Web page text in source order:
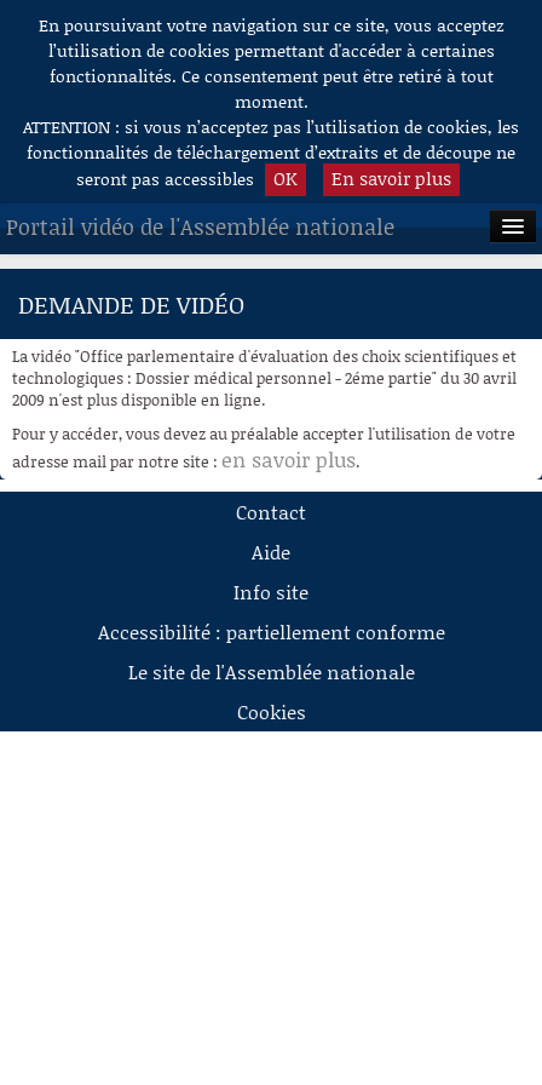
Aller au contenu
En poursuivant votre navigation sur ce site, vous acceptez
l’utilisation de cookies permettant d'accéder à certaines
fonctionnalités. Ce consentement peut être retiré à tout
moment.
ATTENTION : si vous n’acceptez pas l’utilisation de cookies, les
fonctionnalités de téléchargement d’extraits et de découpe ne
seront pas accessibles
OK En savoir plus
Portail vidéo de l'Assemblée nationale
ACCUEIL
À LA DEMANDE
RECHERCHE
AIDE À LA DÉCOUPE
DE VIDÉOS
DEMANDE DE VIDÉO
La vidéo "Office parlementaire d'évaluation des choix scientifiques et
technologiques : Dossier médical personnel - 2éme partie" du 30 avril
2009 n'est plus disponible en ligne.
Pour y accéder, vous devez au préalable accepter l'utilisation de votre
adresse mail par notre site : en savoir plus.
Contact
Aide
Info site
Accessibilité : partiellement conforme
Le site de l'Assemblée nationale
Cookies